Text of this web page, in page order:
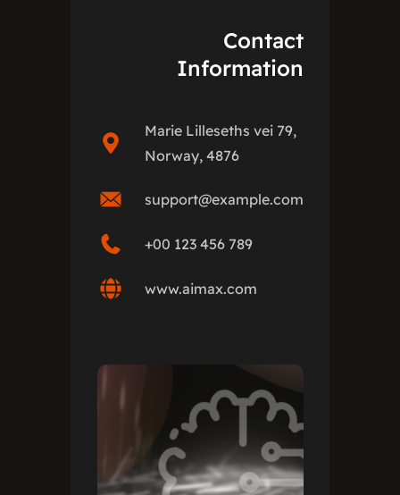
Contact
Information
Marie Lilleseths vei 79,
Norway, 4876
support@example.com
+00 123 456 789
www.aimax.com